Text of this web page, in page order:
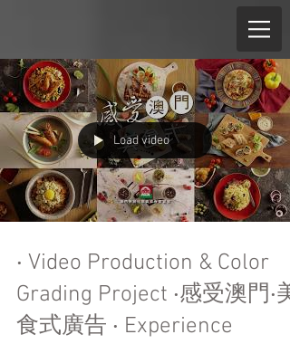
Load video
‧ Video Production & Color
Grading Project ‧感受澳門‧美
食式廣告 ‧ Experience